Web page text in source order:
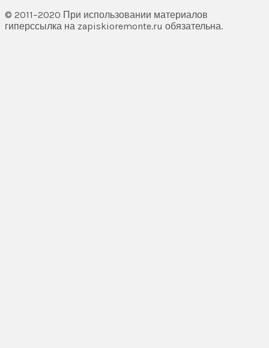
© 2011–2020 При использовании материалов
гиперссылка на zapiskioremonte.ru обязательна.